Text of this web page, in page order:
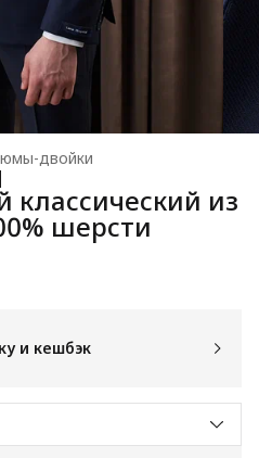
двойки
из
шерсти
и кешбэк